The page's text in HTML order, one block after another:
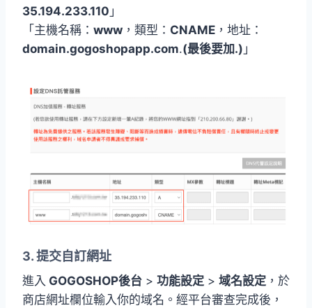
35.194.233.110 」
「主機名稱： www ，類型： CNAME ，地址：
domain.gogoshopapp.com.(最後要加.) 」
3. 提交自訂網址
進入 GOGOSHOP後台 > 功能設定 > 域名設定 ，於
商店網址欄位輸入你的域名。經平台審查完成後，